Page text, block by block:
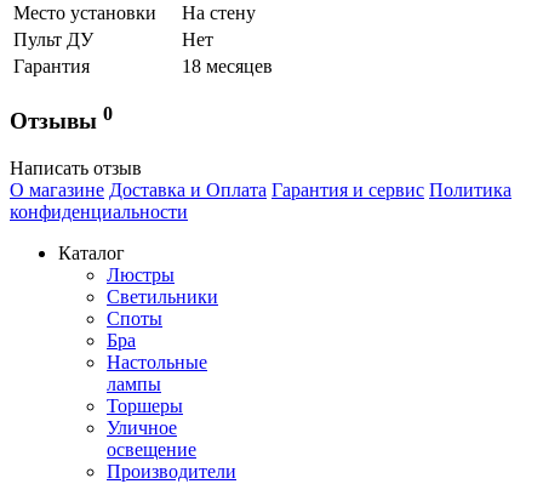
Место установки
На стену
Пульт ДУ
Нет
Гарантия
18 месяцев
Отзывы 0
Написать отзыв
О магазине Доставка и Оплата Гарантия и сервис Политика
конфиденциальности
Каталог
Люстры
Светильники
Споты
Бра
Настольные
лампы
Торшеры
Уличное
освещение
Производители